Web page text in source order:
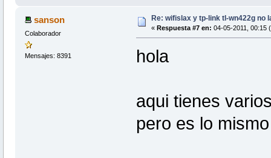
sanson
Colaborador
Mensajes: 8391
Re: wifislax y tp-link tl-wn422g no
« Respuesta #7 en: 04-05-2011, 00:15
hola
aqui tienes
pero es lo mismo